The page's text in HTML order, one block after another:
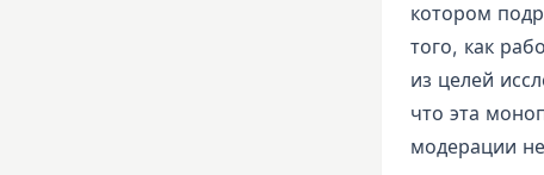
котором
того, как
из целей
что эта
модерации